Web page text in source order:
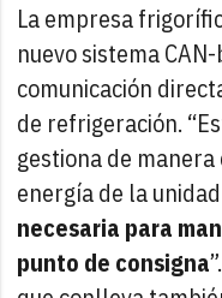
La empresa
nuevo sistema
comunicación
de refrigeración.
gestiona de
energía de la
necesaria para
punto de consigna